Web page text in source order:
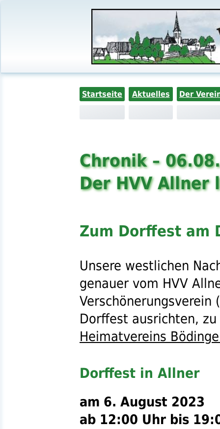
Startseite Aktuelles Der
Chronik –
Der HVV Allner
Zum Dorffest am
Unsere westlichen
genauer vom HVV
Verschönerungsverein (
Dorffest ausrichten,
Heimatvereins
Dorffest in Allner
am 6. August 2023
ab 12:00 Uhr bis